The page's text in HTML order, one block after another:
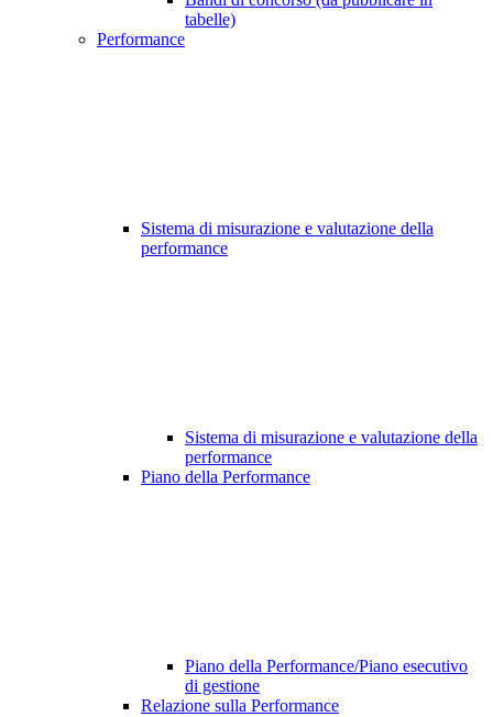
tabelle)
Performance
Sistema di misurazione e valutazione della
performance
Sistema di misurazione e valutazione della
performance
Piano della Performance
Piano della Performance/Piano esecutivo
di gestione
Relazione sulla Performance